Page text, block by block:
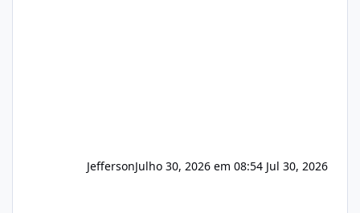
JeffersonJulho 30, 2026 em 08:54 Jul 30, 2026